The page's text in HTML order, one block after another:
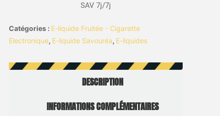
SAV 7j/7j
Catégories : E-liquide Fruitée - Cigarette
Electronique, E-liquide Savouréa, E-liquides
DESCRIPTION
INFORMATIONS COMPLÉMENTAIRES